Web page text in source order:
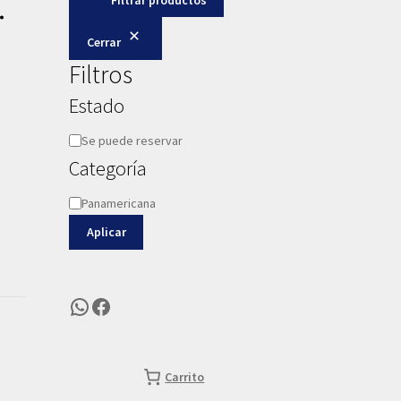
Cerrar
Filtros
Estado
Disponibilidad
Se puede reservar
Categoría
Categoría
Panamericana
Aplicar
WhatsApp
Facebook
Carrito